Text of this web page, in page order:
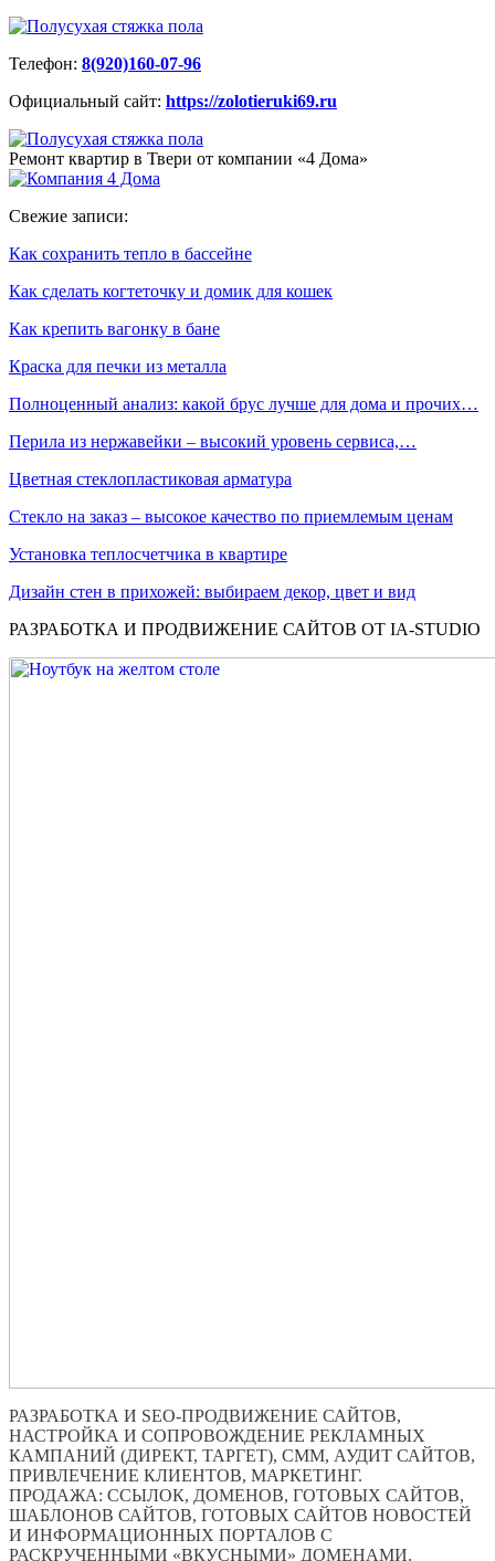
Телефон: 8(920)160-07-96
Официальный сайт: https://zolotieruki69.ru
Ремонт квартир в Твери от компании «4 Дома»
Свежие записи:
Как сохранить тепло в бассейне
Как сделать когтеточку и домик для кошек
Как крепить вагонку в бане
Краска для печки из металла
Полноценный анализ: какой брус лучше для дома и прочих…
Перила из нержавейки – высокий уровень сервиса,…
Цветная стеклопластиковая арматура
Стекло на заказ – высокое качество по приемлемым ценам
Установка теплосчетчика в квартире
Дизайн стен в прихожей: выбираем декор, цвет и вид
РАЗРАБОТКА И ПРОДВИЖЕНИЕ САЙТОВ ОТ IA-STUDIO
РАЗРАБОТКА И SEO-ПРОДВИЖЕНИЕ САЙТОВ,
НАСТРОЙКА И СОПРОВОЖДЕНИЕ РЕКЛАМНЫХ
КАМПАНИЙ (ДИРЕКТ, ТАРГЕТ), СММ, АУДИТ САЙТОВ,
ПРИВЛЕЧЕНИЕ КЛИЕНТОВ, МАРКЕТИНГ.
ПРОДАЖА: ССЫЛОК, ДОМЕНОВ, ГОТОВЫХ САЙТОВ,
ШАБЛОНОВ САЙТОВ, ГОТОВЫХ САЙТОВ НОВОСТЕЙ
И ИНФОРМАЦИОННЫХ ПОРТАЛОВ С
РАСКРУЧЕННЫМИ «ВКУСНЫМИ» ДОМЕНАМИ.